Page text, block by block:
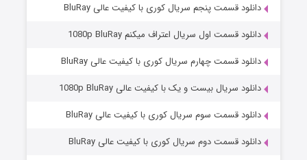
مردگان متحرک: شهر مرده ۳
دانلود قسمت پنجم سریال کوری با کیفیت عالی BluRay
دانلود قسمت اول سریال اعتراف میکنم 1080p BluRay
دانلود قسمت چهارم سریال کوری با کیفیت عالی BluRay
دانلود سریال بیست و یک با کیفیت عالی 1080p BluRay
دانلود قسمت سوم سریال کوری با کیفیت عالی BluRay
دانلود قسمت دوم سریال کوری با کیفیت عالی BluRay